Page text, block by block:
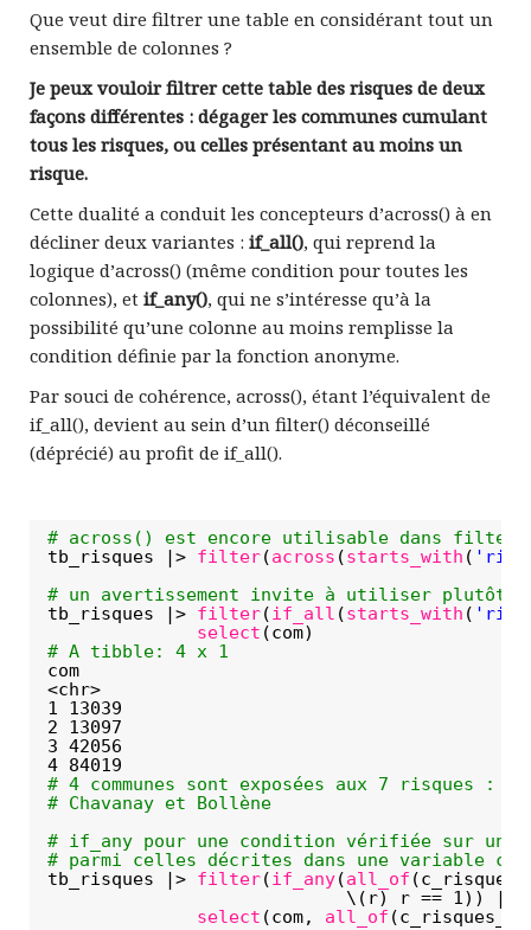
Que veut dire filtrer une table en considérant tout un
ensemble de colonnes ?
Je peux vouloir filtrer cette table des risques de deux
façons différentes : dégager les communes cumulant
tous les risques, ou celles présentant au moins un
risque.
Cette dualité a conduit les concepteurs d’across() à en
décliner deux variantes : if_all(), qui reprend la
logique d’across() (même condition pour toutes les
colonnes), et if_any(), qui ne s’intéresse qu’à la
possibilité qu’une colonne au moins remplisse la
condition définie par la fonction anonyme.
Par souci de cohérence, across(), étant l’équivalent de
if_all(), devient au sein d’un filter() déconseillé
(déprécié) au profit de if_all().
# across() est encore utilisable dans
tb_risques |> filter(across (starts_with (
# un avertissement invite à utiliser plutôt
tb_risques |> filter(if_all (starts_with (
select (com)
# A tibble: 4 x 1
com
<chr>
1 13039
2 13097
3 42056
4 84019
# 4 communes sont exposées aux 7 risques :
# Chavanay et Bollène
# if_any pour une condition vérifiée sur une
# parmi celles décrites dans une variable
tb_risques |> filter(if_any(all_of
\(r) r == 1)) |>
select (com, all_of